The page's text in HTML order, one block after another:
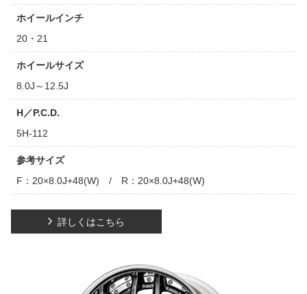
ホイールインチ
20・21
ホイールサイズ
8.0J～12.5J
H／P.C.D.
5H-112
参考サイズ
F：20×8.0J+48(W) / R：20×8.0J+48(W)
詳しくはこちら